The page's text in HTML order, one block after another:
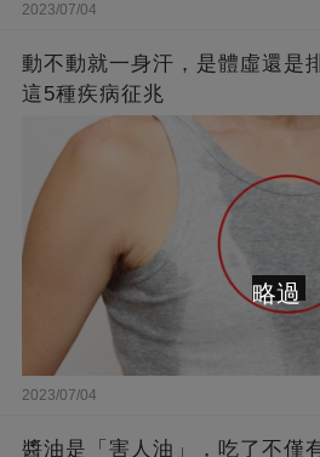
2023/07/04
動不動就一身汗，是體虛還是
這5種疾病征兆
2023/07/04
醬油是「害人油」，吃了不僅
略過